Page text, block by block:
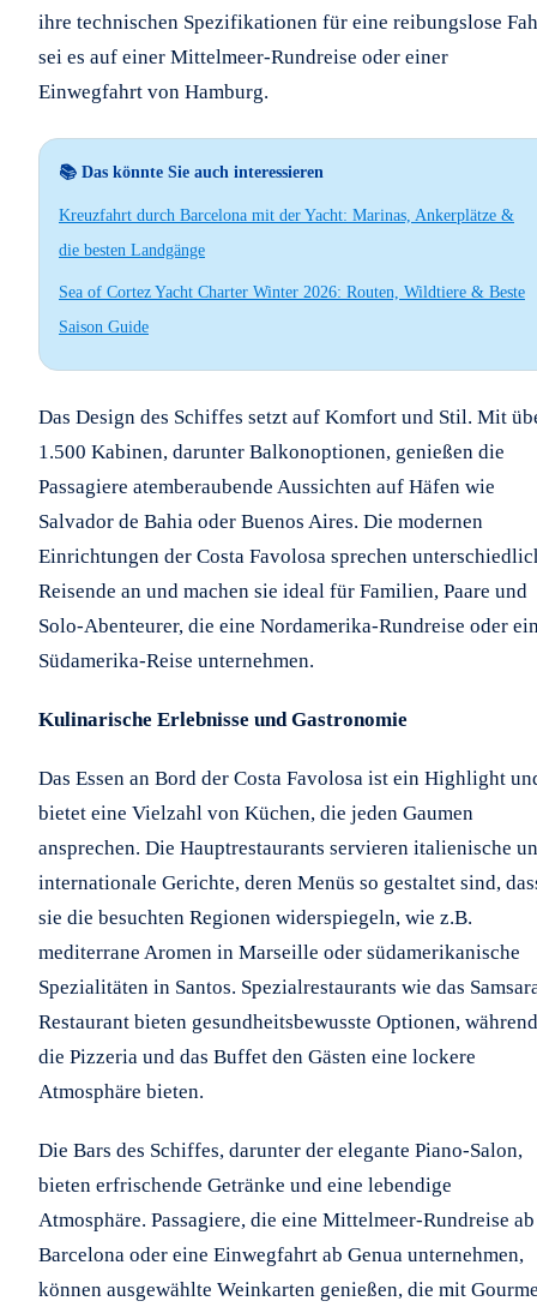
ihre technischen Spezifikationen für eine reibungslose
sei es auf einer Mittelmeer-Rundreise oder einer
Einwegfahrt von Hamburg.
📚 Das könnte Sie auch interessieren
Kreuzfahrt durch Barcelona mit der Yacht: Marinas, Ankerplätze &
die besten Landgänge
Sea of Cortez Yacht Charter Winter 2026: Routen, Wildtiere & Beste
Saison Guide
Das Design des Schiffes setzt auf Komfort und Stil. Mit
1.500 Kabinen, darunter Balkonoptionen, genießen die
Passagiere atemberaubende Aussichten auf Häfen wie
Salvador de Bahia oder Buenos Aires. Die modernen
Einrichtungen der Costa Favolosa sprechen
Reisende an und machen sie ideal für Familien, Paare und
Solo-Abenteurer, die eine Nordamerika-Rundreise oder
Südamerika-Reise unternehmen.
Kulinarische Erlebnisse und Gastronomie
Das Essen an Bord der Costa Favolosa ist ein Highlight
bietet eine Vielzahl von Küchen, die jeden Gaumen
ansprechen. Die Hauptrestaurants servieren italienische
internationale Gerichte, deren Menüs so gestaltet sind,
sie die besuchten Regionen widerspiegeln, wie z.B.
mediterrane Aromen in Marseille oder südamerikanische
Spezialitäten in Santos. Spezialrestaurants wie das
Restaurant bieten gesundheitsbewusste Optionen, während
die Pizzeria und das Buffet den Gästen eine lockere
Atmosphäre bieten.
Die Bars des Schiffes, darunter der elegante Piano-Salon,
bieten erfrischende Getränke und eine lebendige
Atmosphäre. Passagiere, die eine Mittelmeer-Rundreise ab
Barcelona oder eine Einwegfahrt ab Genua unternehmen,
können ausgewählte Weinkarten genießen, die mit